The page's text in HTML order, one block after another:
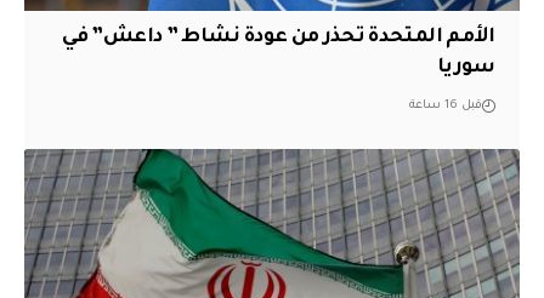
الأمم المتحدة تحذر من عودة نشاط ” داعش” في
سوريا
قبل 16 ساعة